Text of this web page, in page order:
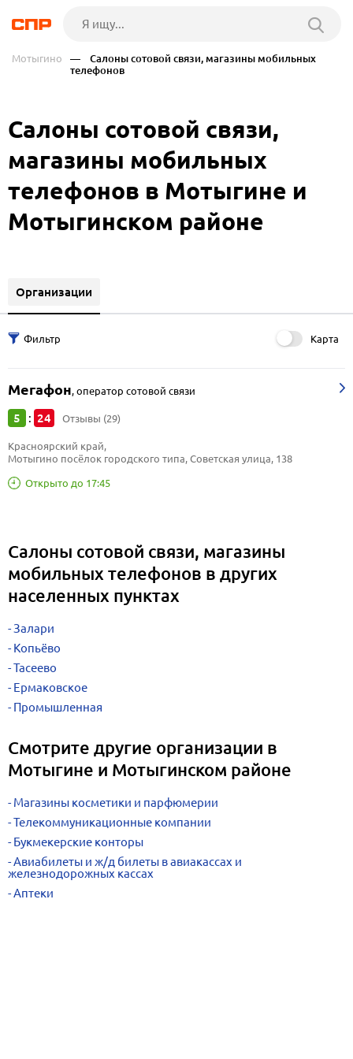
Мотыгино
— Салоны сотовой связи, магазины мобильных
телефонов
Салоны сотовой связи,
магазины мобильных
телефонов в Мотыгине и
Мотыгинском районе
Организации
Карта
Мегафон,оператор сотовой связи
5 : 24 Отзывы (29)
Открыто до 17:45
Красноярский край,
Мотыгино посёлок городского типа, Советская улица, 138
Салоны сотовой связи, магазины
мобильных телефонов в других
населенных пунктах
Залари
Копьёво
Тасеево
Ермаковское
Промышленная
Смотрите другие организации в
Мотыгине и Мотыгинском районе
Магазины косметики и парфюмерии
Телекоммуникационные компании
Букмекерские конторы
Авиабилеты и ж/д билеты в авиакассах и
железнодорожных кассах
Аптеки